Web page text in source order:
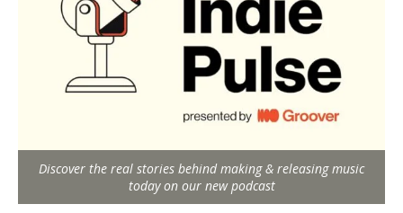
Discover the real stories behind making & releasing music
today on our new podcast